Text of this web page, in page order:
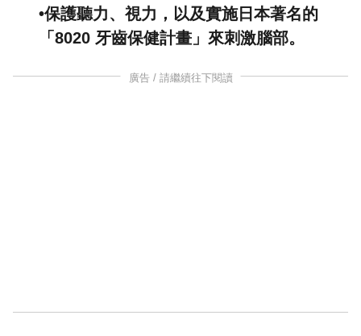
•保護聽力、視力，以及實施日本著名的
「8020 牙齒保健計畫」來刺激腦部。
廣告 / 請繼續往下閱讀